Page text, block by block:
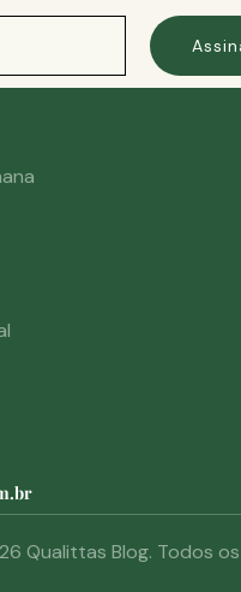
Qualittas Blog. Todos